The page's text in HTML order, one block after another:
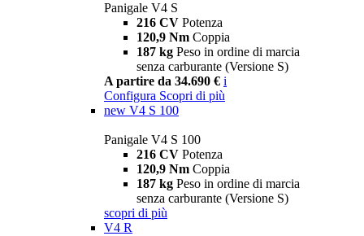
Panigale V4 S
216 CV Potenza
120,9 Nm Coppia
187 kg Peso in ordine di marcia
senza carburante (Versione S)
A partire da 34.690 € i
Configura Scopri di più
new V4 S 100
Panigale V4 S 100
216 CV Potenza
120,9 Nm Coppia
187 kg Peso in ordine di marcia
senza carburante (Versione S)
scopri di più
V4 R